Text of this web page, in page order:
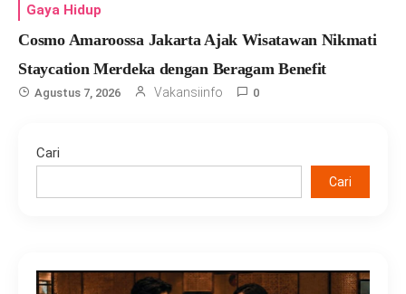
Gaya Hidup
Cosmo Amaroossa Jakarta Ajak Wisatawan Nikmati
Staycation Merdeka dengan Beragam Benefit
Agustus 7, 2026 Vakansiinfo 0
Cari
Cari